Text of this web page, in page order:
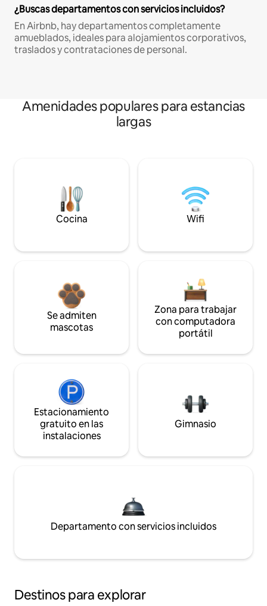
¿Buscas departamentos con servicios incluidos?
En Airbnb, hay departamentos completamente
amueblados, ideales para alojamientos corporativos,
traslados y contrataciones de personal.
Amenidades populares para estancias
largas
Cocina Wifi
Se admiten
mascotas
Zona para trabajar
con computadora
portátil
Estacionamiento
gratuito en las
instalaciones
Gimnasio
Departamento con servicios incluidos
Destinos para explorar